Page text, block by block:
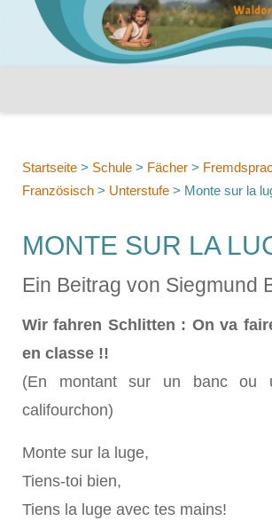
Startseite > Schule > Fächer >
Französisch > Unterstufe > Monte sur la
MONTE SUR LA
Ein Beitrag von Siegmund
Wir fahren Schlitten : On va
en classe !!
(En montant sur un banc ou
califourchon)
Monte sur la luge,
Tiens-toi bien,
Tiens la luge avec tes mains!